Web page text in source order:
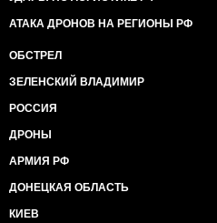
АТАКА ДРОНОВ НА РЕГИОНЫ РФ
ОБСТРЕЛ
ЗЕЛЕНСКИЙ ВЛАДИМИР
РОССИЯ
ДРОНЫ
АРМИЯ РФ
ДОНЕЦКАЯ ОБЛАСТЬ
КИЕВ